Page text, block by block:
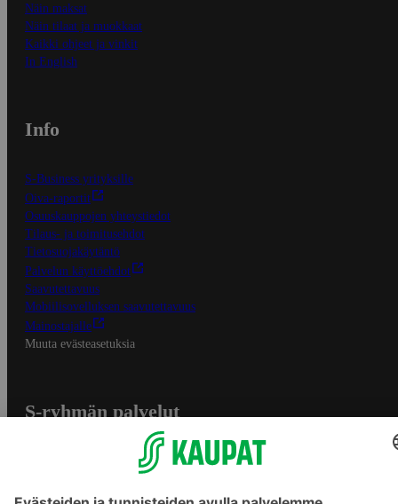
Näin maksat
Näin tilaat ja muokkaat
Kaikki ohjeet ja vinkit
In English
Info
S-Business yrityksille
Oiva-raportit
Osuuskauppojen yhteystiedot
Tilaus- ja toimitusehdot
Tietosuojakäytäntö
Palvelun käyttöehdot
Saavutettavuus
Mobiilisovelluksen saavutettavuus
Mainostajalle
Muuta evästeasetuksia
S-ryhmän palvelut